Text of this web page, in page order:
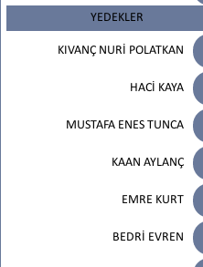
YEDEKLER
KIVANÇ NURİ POLATKAN
HACİ KAYA
MUSTAFA ENES TUNCA
KAAN AYLANÇ
EMRE KURT
BEDRİ EVREN